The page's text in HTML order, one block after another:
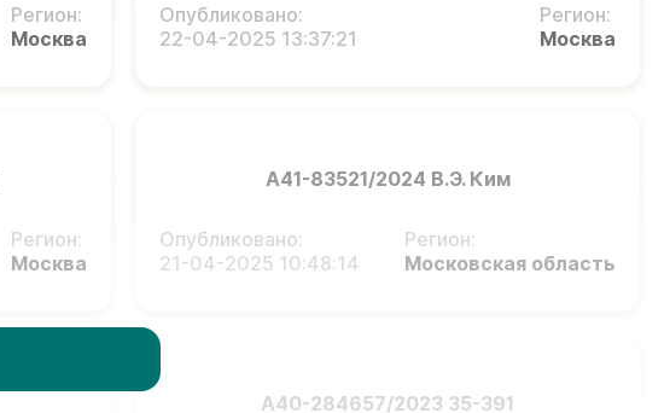
Регион:
Москва
Опубликовано:
22-04-2025 13:37:21
Регион:
Москва
Регион:
Москва
А41-83521/2024 В.Э. Ким
Опубликовано:
21-04-2025 10:48:14
Регион:
Московская область
А40-284657/2023 35-391